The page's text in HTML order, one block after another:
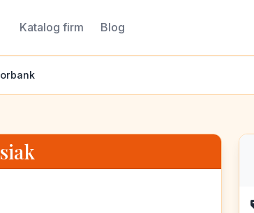
Katalog firm Blog